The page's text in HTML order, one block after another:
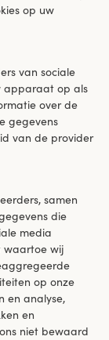
op uw
van sociale
apparaat op als
over de
gegevens
van de provider
samen
die
media
waartoe wij
op onze
en analyse,
en
niet bewaard